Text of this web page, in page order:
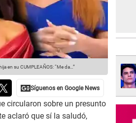
en su CUMPLEAÑOS: “Me da…”
circularon sobre un presunto
aclaró que sí la saludó,